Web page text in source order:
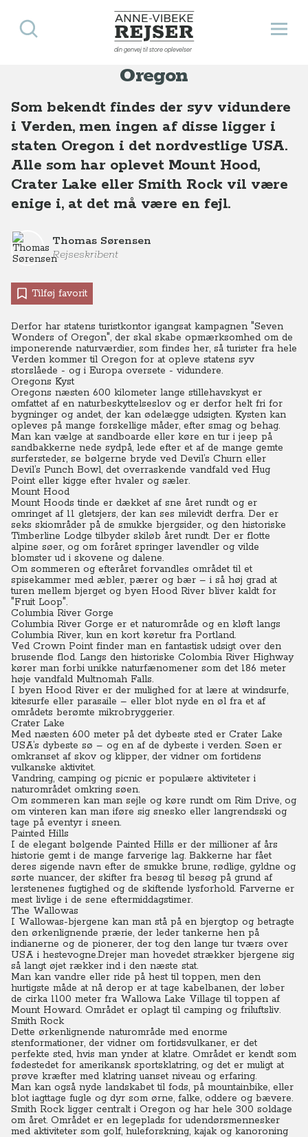
Anne-Vibeke Rejser
din genvej til store oplevelser
Åbn
Søg
De syv vidundere i
Oregon
USA De syv vidundere i Oregon
Som bekendt findes der syv vidundere
i Verden, men ingen af disse ligger i
staten Oregon i det nordvestlige USA.
Alle som har oplevet Mount Hood,
Crater Lake eller Smith Rock vil være
enige i, at det må være en fejl.
Thomas Sørensen
Rejseskribent
Tilføj favorit
Derfor har statens turistkontor igangsat kampagnen "Seven
Wonders of Oregon", der skal skabe opmærksomhed om de
imponerende naturværdier, som findes her, så turister fra hele
Verden kommer til Oregon for at opleve statens syv
storslåede - og i Europa oversete - vidundere.
Oregons Kyst
Oregons næsten 600 kilometer lange stillehavskyst er
omfattet af en naturbeskyttelseslov og er derfor helt fri for
bygninger og andet, der kan ødelægge udsigten. Kysten kan
opleves på mange forskellige måder, efter smag og behag.
Man kan vælge at sandboarde eller køre en tur i jeep på
sandbakkerne nede sydpå, lede efter et af de mange gemte
surfersteder, se bølgerne bryde ved Devil’s Churn eller
Devil’s Punch Bowl, det overraskende vandfald ved Hug
Point eller kigge efter hvaler og sæler.
Mount Hood
Mount Hoods tinde er dækket af sne året rundt og er
omringet af 11 gletsjers, der kan ses milevidt derfra. Der er
seks skiområder på de smukke bjergsider, og den historiske
Timberline Lodge tilbyder skiløb året rundt. Der er flotte
alpine søer, og om foråret springer lavendler og vilde
blomster ud i skovene og dalene.
Om sommeren og efteråret forvandles området til et
spisekammer med æbler, pærer og bær – i så høj grad at
turen mellem bjerget og byen Hood River bliver kaldt for
"Fruit Loop".
Columbia River Gorge
Columbia River Gorge er et naturområde og en kløft langs
Columbia River, kun en kort køretur fra Portland.
Ved Crown Point finder man en fantastisk udsigt over den
brusende flod. Langs den historiske Colombia River Highway
kører man forbi unikke naturfænomener som det 186 meter
høje vandfald Multnomah Falls.
I byen Hood River er der mulighed for at lære at windsurfe,
kitesurfe eller parasaile – eller blot nyde en øl fra et af
områdets berømte mikrobryggerier.
Crater Lake
Med næsten 600 meter på det dybeste sted er Crater Lake
USA’s dybeste sø – og en af de dybeste i verden. Søen er
omkranset af skov og klipper, der vidner om fortidens
vulkanske aktivitet.
Vandring, camping og picnic er populære aktiviteter i
naturområdet omkring søen.
Om sommeren kan man sejle og køre rundt om Rim Drive, og
om vinteren kan man iføre sig snesko eller langrendsski og
tage på eventyr i sneen.
Painted Hills
I de elegant bølgende Painted Hills er der millioner af års
historie gemt i de mange farverige lag. Bakkerne har fået
deres sigende navn efter de smukke brune, rødlige, gyldne og
sørte nuancer, der skifter fra besøg til besøg på grund af
lerstenenes fugtighed og de skiftende lysforhold. Farverne er
mest livlige i de sene eftermiddagstimer.
The Wallowas
I Wallowas-bjergene kan man stå på en bjergtop og betragte
den ørkenlignende prærie, der leder tankerne hen på
indianerne og de pionerer, der tog den lange tur tværs over
USA i hestevogne.Drejer man hovedet strækker bjergene sig
så langt øjet rækker ind i den næste stat.
Man kan vandre eller ride på hest til toppen, men den
hurtigste måde at nå derop er at tage kabelbanen, der løber
de cirka 1100 meter fra Wallowa Lake Village til toppen af
Mount Howard. Området er oplagt til camping og friluftsliv.
Smith Rock
Dette ørkenlignende naturområde med enorme
stenformationer, der vidner om fortidsvulkaner, er det
perfekte sted, hvis man ynder at klatre. Området er kendt som
fødestedet for amerikansk sportsklatring, og det er muligt at
prøve kræfter med klatring uanset niveau og erfaring.
Man kan også nyde landskabet til fods, på mountainbike, eller
blot iagttage fugle og dyr som ørne, falke, oddere og bævere.
Smith Rock ligger centralt i Oregon og har hele 300 soldage
om året. Området er en legeplads for udendørsmennesker
med aktiviteter som golf, huleforskning, kajak og kanoroning